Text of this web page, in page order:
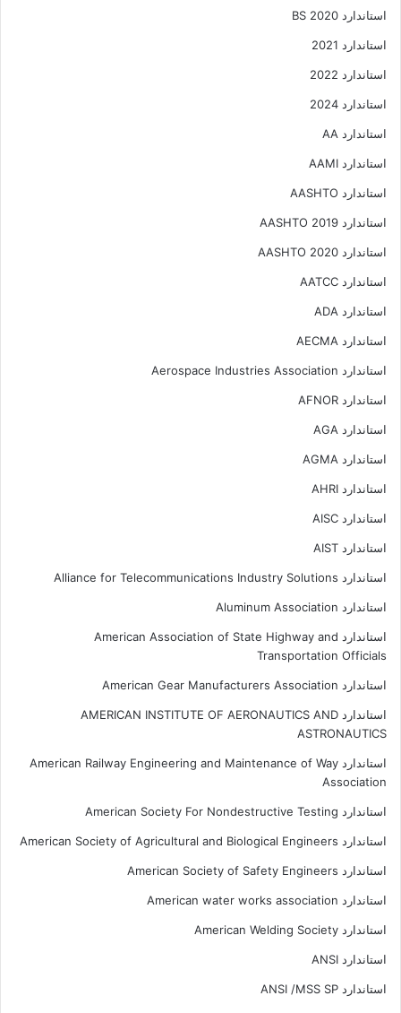
استاندارد 2020 BS
استاندارد 2021
استاندارد 2022
استاندارد 2024
استاندارد AA
استاندارد AAMI
استاندارد AASHTO
استاندارد AASHTO 2019
استاندارد AASHTO 2020
استاندارد AATCC
استاندارد ADA
استاندارد AECMA
استاندارد Aerospace Industries Association
استاندارد AFNOR
استاندارد AGA
استاندارد AGMA
استاندارد AHRI
استاندارد AISC
استاندارد AIST
استاندارد Alliance for Telecommunications Industry Solutions
استاندارد Aluminum Association
استاندارد American Association of State Highway and
Transportation Officials
استاندارد American Gear Manufacturers Association
استاندارد AMERICAN INSTITUTE OF AERONAUTICS AND
ASTRONAUTICS
استاندارد American Railway Engineering and Maintenance of Way
Association
استاندارد American Society For Nondestructive Testing
استاندارد American Society of Agricultural and Biological Engineers
استاندارد American Society of Safety Engineers
استاندارد American water works association
استاندارد American Welding Society
استاندارد ANSI
استاندارد ANSI /MSS SP